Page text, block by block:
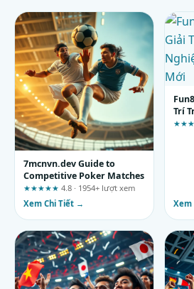
7mcnvn.dev Guide to
Competitive Poker Matches
★★★★★ 4.8 · 1954+ lượt xem
Xem Chi Tiết →
Trí
Cá
Xem